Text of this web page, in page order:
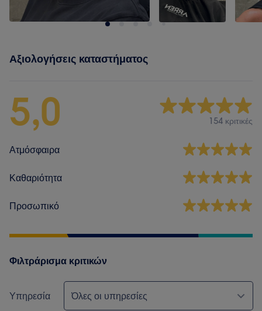
Αξιολογήσεις καταστήματος
5,0 154 κριτικές
Ατμόσφαιρα
Καθαριότητα
Προσωπικό
Φιλτράρισμα κριτικών
Υπηρεσία Όλες οι υπηρεσίες